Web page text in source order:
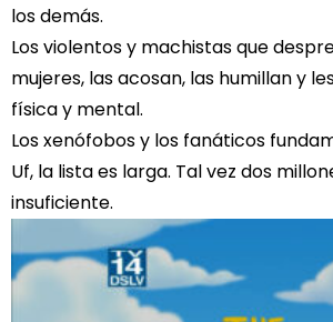
los demás.
Los violentos y machistas que
mujeres, las acosan, las humillan y
física y mental.
Los xenófobos y los fanáticos
Uf, la lista es larga. Tal vez dos
insuficiente.